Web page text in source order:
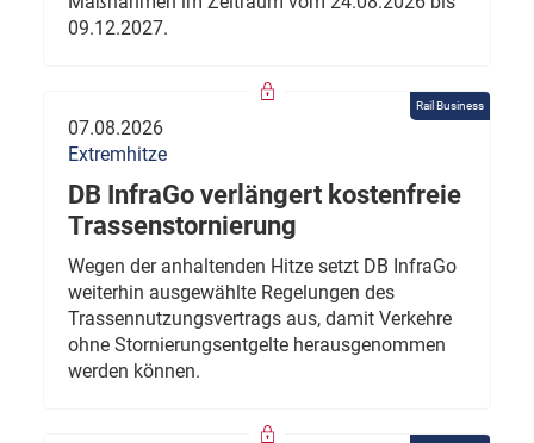
09.12.2027.
Rail Business
07.08.2026
Extremhitze
DB InfraGo verlängert kostenfreie
Trassenstornierung
Wegen der anhaltenden Hitze setzt DB InfraGo
weiterhin ausgewählte Regelungen des
Trassennutzungsvertrags aus, damit Verkehre
ohne Stornierungsentgelte herausgenommen
werden können.